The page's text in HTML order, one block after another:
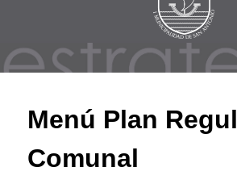
Menú Plan
Comunal